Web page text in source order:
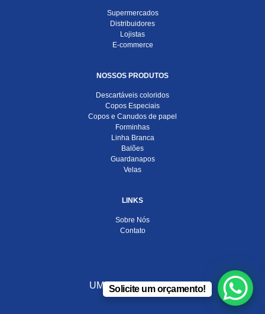
Supermercados
Distribuidores
Lojistas
E-commerce
NOSSOS PRODUTOS
Descartáveis coloridos
Copos Especiais
Copos e Canudos de papel
Forminhas
Linha Branca
Balões
Guardanapos
Velas
LINKS
Sobre Nós
Contato
UMA EMPRESA DO
Solicite um orçamento!